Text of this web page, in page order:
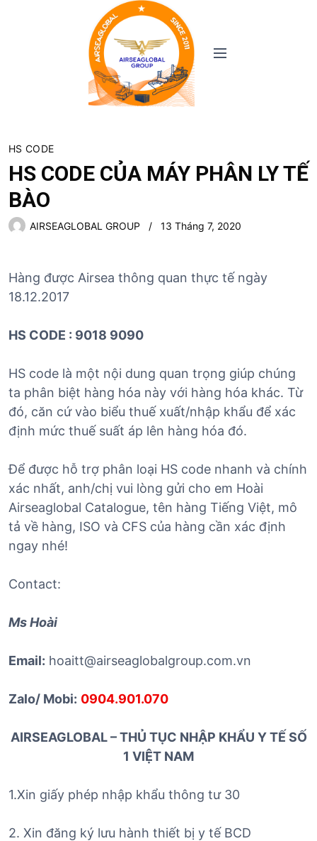
M
HS CODE
HS CODE CỦA MÁY PHÂN LY TẾ
BÀO
AIRSEAGLOBAL GROUP 13 Tháng 7, 2020
Hàng được Airsea thông quan thực tế ngày
18.12.2017
HS CODE : 9018 9090
HS code là một nội dung quan trọng giúp chúng
ta phân biệt hàng hóa này với hàng hóa khác. Từ
đó, căn cứ vào biểu thuế xuất/nhập khẩu để xác
định mức thuế suất áp lên hàng hóa đó.
Để được hỗ trợ phân loại HS code nhanh và chính
xác nhất, anh/chị vui lòng gửi cho em Hoài
Airseaglobal Catalogue, tên hàng Tiếng Việt, mô
tả về hàng, ISO và CFS của hàng cần xác định
ngay nhé!
Contact:
Ms Hoài
Email: hoaitt@airseaglobalgroup.com.vn
Zalo/ Mobi: 0904.901.070
AIRSEAGLOBAL – THỦ TỤC NHẬP KHẨU Y TẾ SỐ
1 VIỆT NAM
1.Xin giấy phép nhập khẩu thông tư 30
2. Xin đăng ký lưu hành thiết bị y tế BCD